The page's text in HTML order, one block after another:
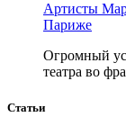
Артисты
Париже
Огромный
театра во
Статьи